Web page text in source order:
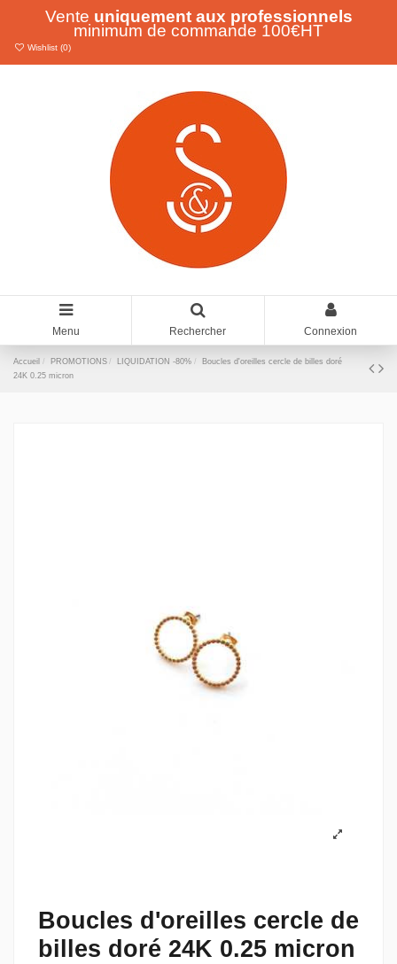
Vente uniquement aux professionnels
minimum de commande 100€HT
Wishlist (0)
Menu Rechercher Connexion
Accueil PROMOTIONS LIQUIDATION -80%
Boucles d'oreilles cercle de billes doré
24K 0.25 micron
Boucles d'oreilles cercle de
billes doré 24K 0.25 micron